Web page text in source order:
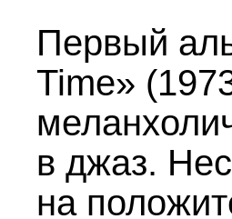
Первый
Time»
в джаз.
на